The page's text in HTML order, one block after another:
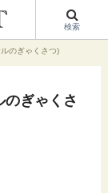
検索
のぎゃくさつ)
ぎゃくさ